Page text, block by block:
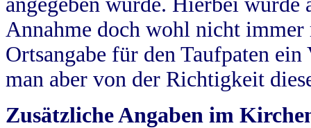
Annahme doch wohl nicht
Ortsangabe für den Taufpaten
man aber von der Richtigkeit
Zusätzliche Angaben im